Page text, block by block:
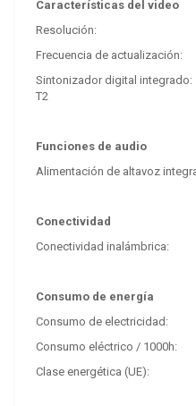
Características del video
Resolución:
Frecuencia de actualización:
Sintonizador digital integrado:
T2
Funciones de audio
Alimentación de altavoz
Conectividad
Conectividad inalámbrica:
Consumo de energía
Consumo de electricidad:
Consumo eléctrico / 1000h:
Clase energética (UE):